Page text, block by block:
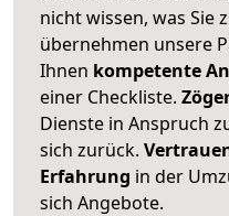
nicht wissen, was Sie
übernehmen unsere
Ihnen kompetente
einer Checkliste.
Dienste in Anspruch
sich zurück.
Erfahrung in der
sich Angebote.